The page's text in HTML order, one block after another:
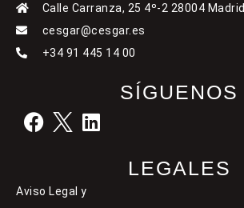
Calle Carranza, 25 4º-2 28004 Madrid
cesgar@cesgar.es
+34 91 445 14 00
SÍGUENOS
LEGALES
Aviso Legal y